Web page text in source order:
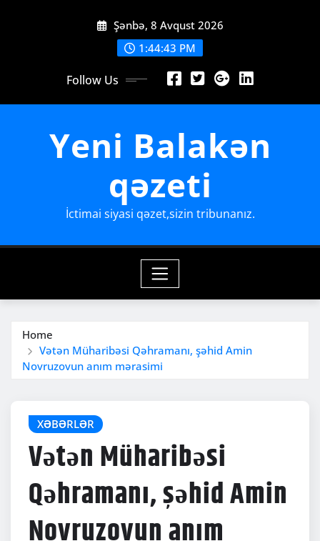
Şənbə, 8 Avqust 2026
1:44:45 PM
Follow Us
Yeni Balakən
qəzeti
İctimai siyasi qəzet,sizin tribunanız.
Home
Vətən Müharibəsi Qəhramanı, şəhid Amin
Novruzovun anım mərasimi
XƏBƏRLƏR
Vətən Müharibəsi
Qəhramanı, şəhid Amin
Novruzovun anım